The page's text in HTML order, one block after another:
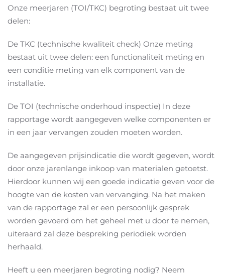
Onze meerjaren (TOI/TKC) begroting bestaat uit twee
delen:
De TKC (technische kwaliteit check) Onze meting
bestaat uit twee delen: een functionaliteit meting en
een conditie meting van elk component van de
installatie.
De TOI (technische onderhoud inspectie) In deze
rapportage wordt aangegeven welke componenten er
in een jaar vervangen zouden moeten worden.
De aangegeven prijsindicatie die wordt gegeven, wordt
door onze jarenlange inkoop van materialen getoetst.
Hierdoor kunnen wij een goede indicatie geven voor de
hoogte van de kosten van vervanging. Na het maken
van de rapportage zal er een persoonlijk gesprek
worden gevoerd om het geheel met u door te nemen,
uiteraard zal deze bespreking periodiek worden
herhaald.
Heeft u een meerjaren begroting nodig? Neem